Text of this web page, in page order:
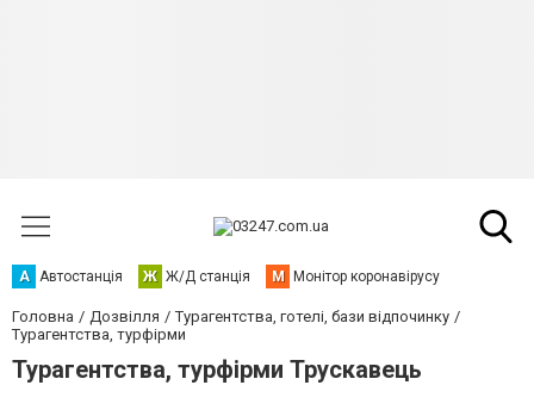
А Автостанція Ж Ж/Д станція М Монітор коронавірусу
Головна Дозвілля
Турагентства, готелі, бази відпочинку
Турагентства, турфірми
Турагентства, турфірми Трускавець